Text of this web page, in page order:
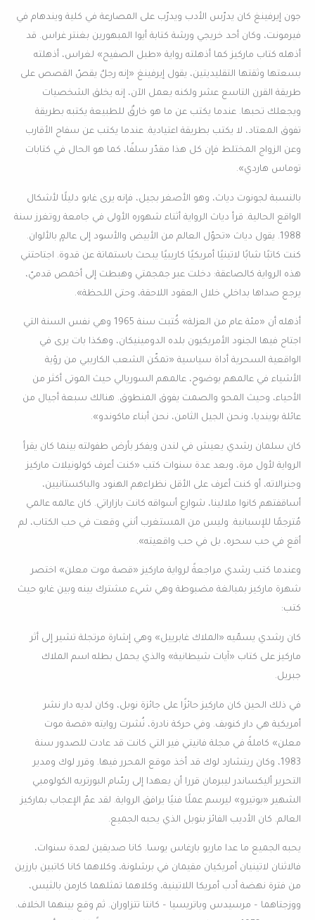
جون إيرفينغ كان يدرّس الأدب ويدرّب على المصارعة في كلية ويندهام في
فيرمونت، وكان أحد خريجي ورشة كتابة أيوا المبهورين بغنتر غراس. قد
أذهله كتاب ماركيز كما أذهلته رواية «طبل الصفيح» لغراس، أذهلته
بسعتها وثقتها التقليديتين، يقول إيرفينغ «إنه رجلٌ يقصّ القصص على
طريقة القرن التاسع عشر ولكنه يعمل الآن، إنه يخلق الشخصيات
ويجعلك تحبها. عندما يكتب عن ما هو خارقٌ للطبيعة يكتبه بطريقة
تفوق المعتاد، لا يكتب بطريقة اعتيادية. عندما يكتب عن سفاح الأقارب
وعن الزواج المختلط فإن كل هذا مقدّر سلفًا، كما هو الحال في كتابات
توماس هاردي».
بالنسبة لجونوت دياث، وهو الأصغر بجيل، فإنه يرى غابو دليلًا لأشكال
الواقع الحالية. قرأ دياث الرواية أثناء شهوره الأولى في جامعة روتغرز سنة
1988. يقول دياث «تحوّل العالم من الأبيض والأسود إلى عالمٍ بالألوان.
كنت كاتبًا شابًا لاتينيًا أمريكيًا كاريبيًا يبحث باستماتة عن قدوة. اجتاحتني
هذه الرواية كالصاعقة: دخلت عبر جمجمتي وهبطت إلى أخمص قدميّ،
يرجع صداها بداخلي خلال العقود اللاحقة، وحتى اللحظة».
أذهله أن «مئة عام من العزلة» كُتبت سنة 1965 وهي نفس السنة التي
اجتاح فيها الجنود الأمريكيون بلده الدومينيكان، وهكذا بات يرى في
الواقعية السحرية أداة سياسية «تمكّن الشعب الكاريبي من رؤية
الأشياء في عالمهم بوضوح، عالمهم السوريالي حيث الموتى أكثر من
الأحياء، وحيث المحو والصمت يفوق المنطوق. هنالك سبعة أجيال من
عائلة بوينديا، ونحن الجيل الثامن، نحن أبناء ماكوندو».
كان سلمان رشدي يعيش في لندن ويفكر بأرض طفولته بينما كان يقرأ
الرواية لأول مرة، وبعد عدة سنوات كتب «كنت أعرف كولونيلات ماركيز
وجنرالاته، أو كنت أعرف على الأقل نظراءهم الهنود والباكستانيين،
أساقفتهم كانوا ملالينا، شوارع أسواقه كانت بازاراتي. كان عالمه عالمي
مُترجمًا للإسبانية. وليس من المستغرب أنني وقعت في حب الكتاب، لم
أقع في حب سحره، بل في حب واقعيته».
وعندما كتب رشدي مراجعةً لرواية ماركيز «قصة موت معلن» اختصر
شهرة ماركيز بمبالغة مضبوطة وهي شيء مشترك بينه وبين غابو حيث
كتب:
كان رشدي يسمّيه «الملاك غابرييل» وهي إشارة مرتجلة تشير إلى أثر
ماركيز على كتاب «آيات شيطانية» والذي يحمل بطله اسم الملاك
جبريل.
في ذلك الحين كان ماركيز حائزًا على جائزة نوبل، وكان لديه دار نشر
أمريكية هي دار كنوبف. وفي حركة نادرة، نُشرت روايته «قصة موت
معلن» كاملةً في مجلة فانيتي فير التي كانت قد عادت للصدور سنة
1983، وكان ريتشارد لوك قد أخذ موقع المحرر فيها. وقرر لوك ومدير
التحرير أليكساندر ليبرمان قررا أن يعهدا إلى رسّام البورتريه الكولومبي
الشهير «بوتيرو» ليرسم عملًا فنيًا يرافق الرواية. لقد عمّ الإعجاب بماركيز
العالم. كان الأديب الفائز بنوبل الذي يحبه الجميع.
يحبه الجميع ما عدا ماريو بارغاس يوسا. كانا صديقين لعدة سنوات،
فالاثنان لاتينيان أمريكيان مقيمان في برشلونة، وكلاهما كانا كاتبين بارزين
من فترة نهضة أدب أمريكا اللاتينية، وكلاهما تمثلهما كارمن بالثيس،
ووزجتاهما – مرسيدس وباتريسيا – كانتا تتزاوران. ثم وقع بينهما الخلاف.